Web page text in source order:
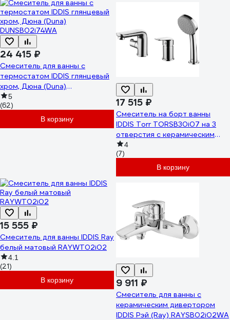
24 415 ₽
Смеситель для ванны с
термостатом IDDIS глянцевый
хром, Дюна (Duna)
DUNSB02i74WA
5
(62)
В корзину
17 515 ₽
Смеситель на борт ванны
IDDIS Torr TORSB30i07 на 3
отверстия с керамическим
дивертором
4
(7)
В корзину
15 555 ₽
Смеситель для ванны IDDIS Ray
белый матовый RAYWT02i02
4.1
(21)
В корзину 9 911 ₽
Смеситель для ванны с
керамическим дивертором
IDDIS Рэй (Ray) RAYSB02i02WA